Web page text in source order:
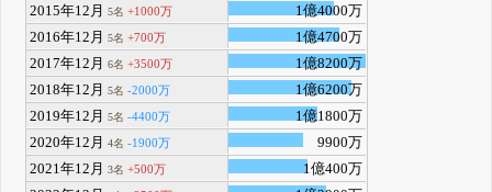
2015年12月5名 +1000万
1億4000万
2016年12月5名 +700万
1億4700万
2017年12月6名 +3500万
1億8200万
2018年12月5名 -2000万
1億6200万
2019年12月5名 -4400万
1億1800万
2020年12月4名 -1900万
9900万
2021年12月3名 +500万
1億400万